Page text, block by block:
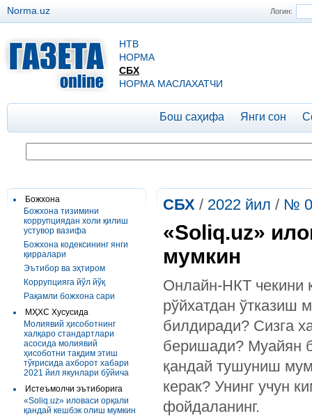
Логин:
Norma.uz
НТВ
НОРМА
СБХ
НОРМА МАСЛАХАТЧИ
Бош саҳифа Янги сон
Божхона
Божхона тизимини
коррупциядан холи қилиш
устувор вазифа
Божхона кодексининг янги
қирралари
Эътибор ва эҳтиром
Коррупцияга йўл йўқ
Рақамли божхона сари
МҲХС Хусусида
Молиявий ҳисоботнинг
халқаро стандартлари
асосида молиявий
ҳисоботни тақдим этиш
тўғрисида ахборот хабари
2021 йил якунлари бўйича
Истеъмолчи эътиборига
«Soliq.uz» иловаси орқали
қандай кешбэк олиш мумкин
СБХ / 2022 йил / №
«Soliq.uz»
мумкин
Онлайн-НКТ чекини
рўйхатдан ўтказиш
билдиради? Сизга
беришади? Муайян
қандай тушуниш
керак? Унинг учун
фойдаланинг.